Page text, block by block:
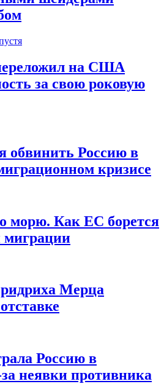
на США
за свою роковую
обвинить Россию в
кризисе
морю. Как ЕС борется
миграции
Мерца
Россию в
неявки противника